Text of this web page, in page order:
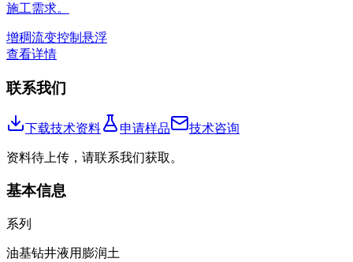
施工需求。
增稠流变控制 悬浮
查看详情
联系我们
下载技术资料 申请样品 技术咨询
资料待上传，请联系我们获取。
基本信息
系列
油基钻井液用膨润土